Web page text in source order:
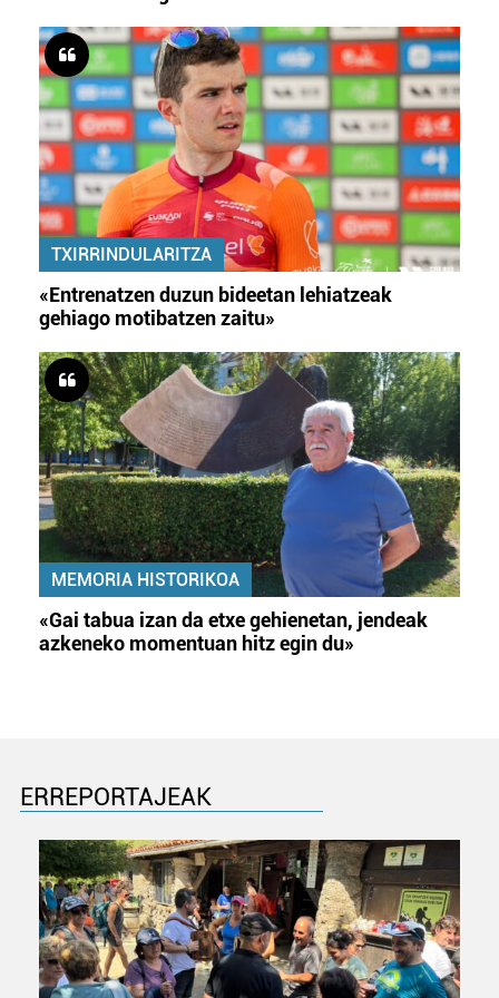
TXIRRINDULARITZA
«Entrenatzen duzun bideetan lehiatzeak
gehiago motibatzen zaitu»
MEMORIA HISTORIKOA
«Gai tabua izan da etxe gehienetan, jendeak
azkeneko momentuan hitz egin du»
ERREPORTAJEAK